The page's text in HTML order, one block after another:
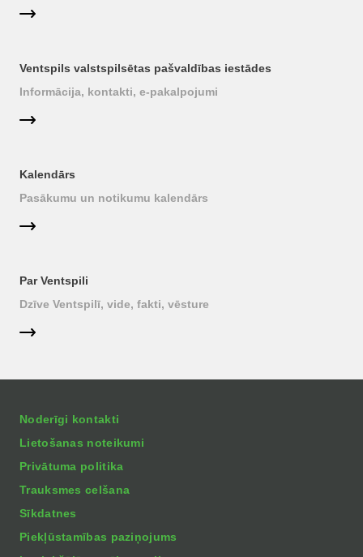
Ventspils valstspilsētas pašvaldības iestādes
Informācija, kontakti, e-pakalpojumi
Kalendārs
Pasākumu un notikumu kalendārs
Par Ventspili
Dzīve Ventspilī, vide, fakti, vēsture
Noderīgi kontakti
Lietošanas noteikumi
Privātuma politika
Trauksmes celšana
Sīkdatnes
Piekļūstamības paziņojums